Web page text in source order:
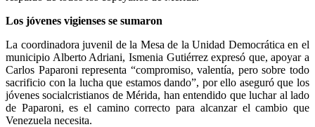
Los jóvenes vigienses se sumaron
La coordinadora juvenil de la Mesa de la Unidad Democrática en el
municipio Alberto Adriani, Ismenia Gutiérrez expresó que, apoyar a
Carlos Paparoni representa “compromiso, valentía, pero sobre todo
sacrificio con la lucha que estamos dando”, por ello aseguró que los
jóvenes socialcristianos de Mérida, han entendido que luchar al lado
de Paparoni, es el camino correcto para alcanzar el cambio que
Venezuela necesita.